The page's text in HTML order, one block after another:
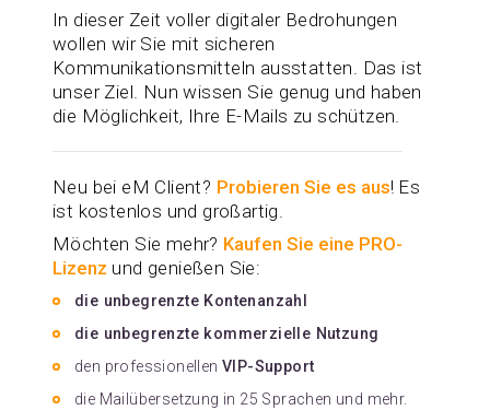
In dieser Zeit voller digitaler Bedrohungen
wollen wir Sie mit sicheren
Kommunikationsmitteln ausstatten. Das ist
unser Ziel. Nun wissen Sie genug und haben
die Möglichkeit, Ihre E-Mails zu schützen.
Neu bei eM Client? Probieren Sie es aus! Es
ist kostenlos und großartig.
Möchten Sie mehr? Kaufen Sie eine PRO-
Lizenz und genießen Sie:
die unbegrenzte Kontenanzahl
die unbegrenzte kommerzielle Nutzung
den professionellen VIP-Support
die Mailübersetzung in 25 Sprachen und mehr.